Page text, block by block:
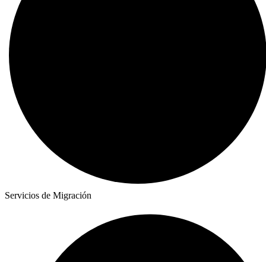
Servicios de Migración